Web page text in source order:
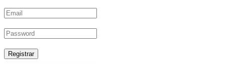
Registrar